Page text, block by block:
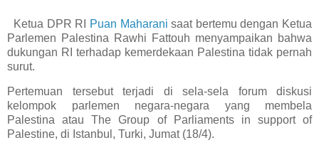
Ketua DPR RI Puan Maharani saat bertemu dengan Ketua
Parlemen Palestina Rawhi Fattouh menyampaikan bahwa
dukungan RI terhadap kemerdekaan Palestina tidak pernah
surut.
Pertemuan tersebut terjadi di sela-sela forum diskusi
kelompok parlemen negara-negara yang membela
Palestina atau The Group of Parliaments in support of
Palestine, di Istanbul, Turki, Jumat (18/4).